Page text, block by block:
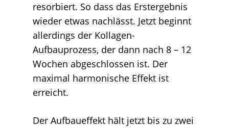
resorbiert. So dass das Erstergebnis
wieder etwas nachlässt. Jetzt beginnt
allerdings der Kollagen-
Aufbauprozess, der dann nach 8 – 12
Wochen abgeschlossen ist. Der
maximal harmonische Effekt ist
erreicht.
Der Aufbaueffekt hält jetzt bis zu zwei